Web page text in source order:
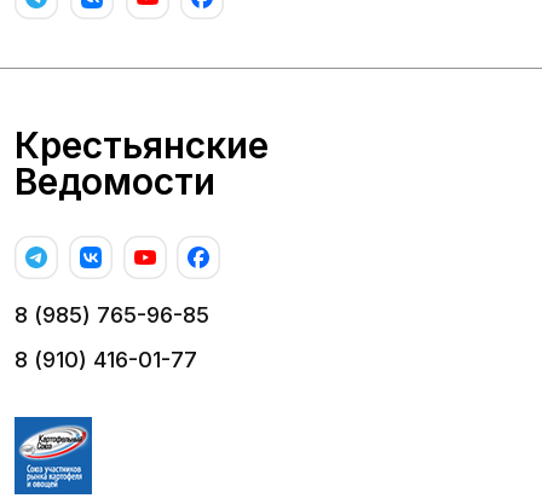
Крестьянские
Ведомости
8 (985) 765-96-85
8 (910) 416-01-77